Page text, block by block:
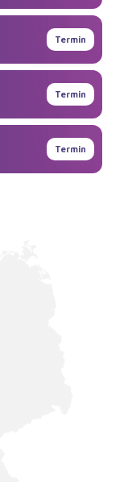
Termin
Termin
Termin